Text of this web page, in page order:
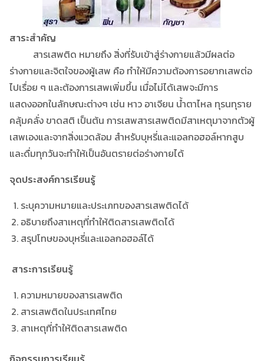
สาระสำคัญ
สารเสพติด หมายถึง สิ่งที่รับเข้าสู่ร่างกายแล้วมีผลต่อ
ร่างกายและจิตใจของผู้เสพ คือ ทำให้มีความต้องการอยากเสพต่อ
ไปเรื่อย ๆ และต้องการเสพเพิ่มขึ้น เมื่อไม่ได้เสพจะมีการ
แสดงออกในลักษณะต่างๆ เช่น หาว อาเจียน น้ำตาไหล ทุรนทุราย
คลุ้มคลั่ง ขาดสติ เป็นต้น การเสพสารเสพติดมีสาเหตุมาจากตัวผู้
เสพเองและจากสิ่งแวดล้อม สำหรับบุหรี่และแอลกอฮอล์หากสูบ
และดื่มทุกวันจะทำให้เป็นอันตรายต่อร่างกายได้
จุดประสงค์การเรียนรู้
ระบุความหมายและประเภทของสารเสพติดได้
อธิบายถึงสาเหตุที่ทำให้ติดสารเสพติดได้
สรุปโทษของบุหรี่และแอลกอฮอล์ได้
สาระการเรียนรู้
ความหมายของสารเสพติด
สารเสพติดในประเทศไทย
สาเหตุที่ทำให้ติดสารเสพติด